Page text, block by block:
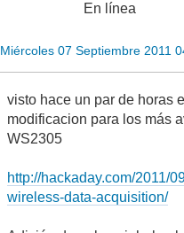
En línea
Miércoles 07 Septiembre 2011
visto hace un par de horas
modificacion para los más
WS2305
http://hackaday.com/2011/
wireless-data-acquisition/